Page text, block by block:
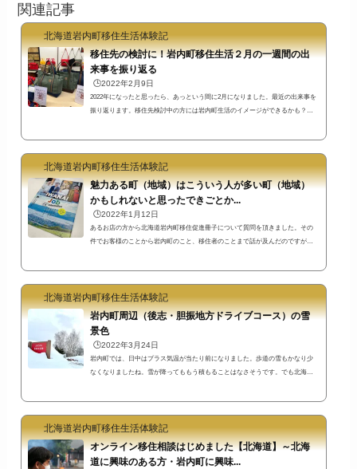
関連記事
北海道岩内町移住生活体験記
移住先の検討に！岩内町移住生活２月の一週間の出
来事を振り返る
🕒️2022年2月9日
2022年になったと思ったら、あっという間に2月になりました。最近の出来事を
振り返ります。移住先検討中の方には岩内町生活のイメージができるかも？お
だけでも4つのお寺があって結構お寺の存在が身近です。帰厚院は現在本堂の正
面が閉ざされていますが、右手側寺務所の方から入れますよ。帰厚院の公式ホ
ームペ...
北海道岩内町移住生活体験記
魅力ある町（地域）はこういう人が多い町（地域）
かもしれないと思ったできごとか...
🕒️2022年1月12日
あるお店の方から北海道岩内町移住促進冊子について質問を頂きました。その
件でお客様のことから岩内町のこと、移住者のことまで話が及んだのですが、
測するためのひとつの参考情報になれば…ということでまとまりのない文章で
すが書いておきます。岩内町の仕事情報を掲載した北海道岩内町移住促進冊子↓
岩内町...
北海道岩内町移住生活体験記
岩内町周辺（後志・胆振地方ドライブコース）の雪
景色
🕒️2022年3月24日
岩内町では、日中はプラス気温が当たり前になりました。歩道の雪もかなり少
なくなりましたね。雪が降ってももう積もることはなさそうです。でも北海道
できますが、この周辺の歩道の雪はすっかりすくなくなりました。岩内町名店
街も雪がほとんどありません。最近は日中ずっとプラス気温なので雪が降って
もほと...
北海道岩内町移住生活体験記
オンライン移住相談はじめました【北海道】～北海
道に興味のある方・岩内町に興味...